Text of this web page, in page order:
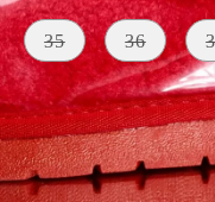
35 36
ЦВЯТ
червен